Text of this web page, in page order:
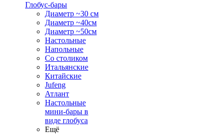
Глобус-бары
Диаметр ~30 см
Диаметр ~40см
Диаметр ~50см
Настольные
Напольные
Со столиком
Итальянские
Китайские
Jufeng
Атлант
Настольные
мини-бары в
виде глобуса
Ещё